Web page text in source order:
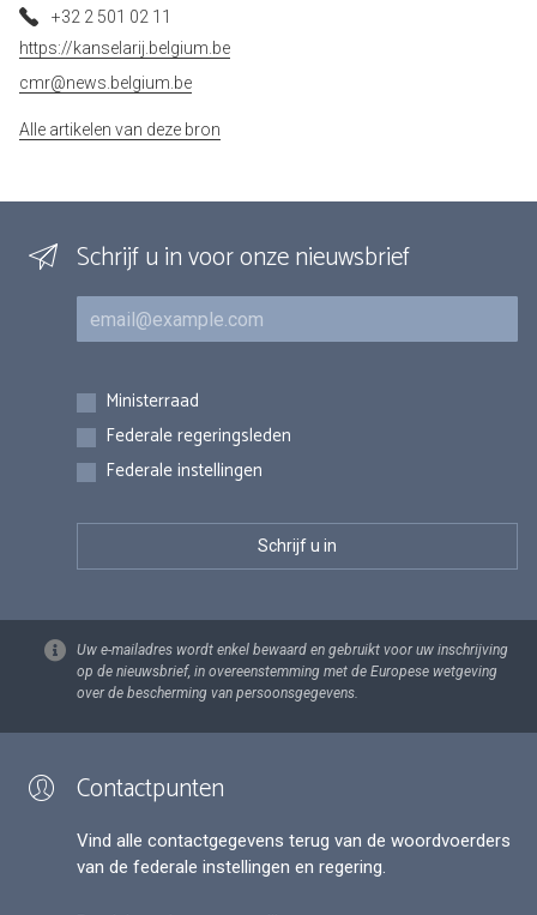
+32 2 501 02 11
https://kanselarij.belgium.be
cmr@news.belgium.be
Alle artikelen van deze bron
Schrijf u in voor onze nieuwsbrief
E-mail
Inschrijvingen
Ministerraad
Federale regeringsleden
Federale instellingen
Uw e-mailadres wordt enkel bewaard en gebruikt voor uw inschrijving
op de nieuwsbrief, in overeenstemming met de Europese wetgeving
over de bescherming van persoonsgegevens.
Contactpunten
Vind alle contactgegevens terug van de woordvoerders
van de federale instellingen en regering.